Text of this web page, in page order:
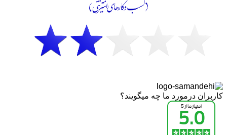
کاربران درمورد ما چه میگویند؟